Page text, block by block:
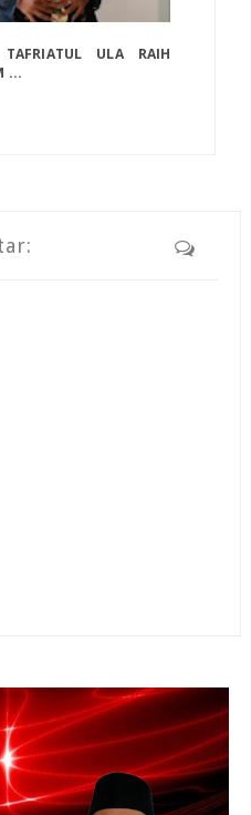
ULA RAIH
...